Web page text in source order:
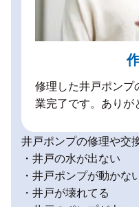
修理した井戸ポン
業完了です。ありが
井戸ポンプの修理や交
・井戸の水が出ない
・井戸ポンプが動かな
・井戸が壊れてる